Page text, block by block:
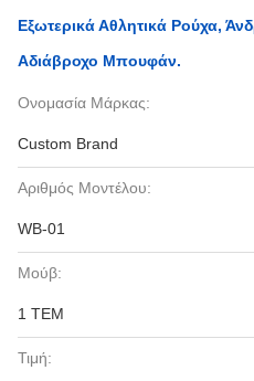
Εξωτερικά Αθλητικά Ρούχα,
Αδιάβροχο Μπουφάν.
Ονομασία Μάρκας:
Custom Brand
Αριθμός Μοντέλου:
WB-01
Μούβ:
1 ΤΕΜ
Τιμή: